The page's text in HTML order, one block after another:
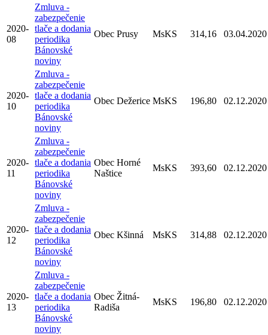
2020-
08
Zmluva -
zabezpečenie
tlače a dodania
periodika
Bánovské
noviny
Obec Prusy MsKS 314,16 03.04.2020
2020-
10
Zmluva -
zabezpečenie
tlače a dodania
periodika
Bánovské
noviny
Obec Dežerice MsKS 196,80 02.12.2020
2020-
11
Zmluva -
zabezpečenie
tlače a dodania
periodika
Bánovské
noviny
Obec Horné
Naštice
MsKS 393,60 02.12.2020
2020-
12
Zmluva -
zabezpečenie
tlače a dodania
periodika
Bánovské
noviny
Obec Kšinná MsKS 314,88 02.12.2020
2020-
13
Zmluva -
zabezpečenie
tlače a dodania
periodika
Bánovské
noviny
Obec Žitná-
Radiša
MsKS 196,80 02.12.2020